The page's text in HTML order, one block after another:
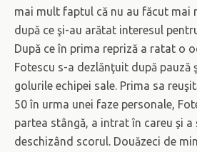
mai mult faptul că nu au făcut mai
după ce şi-au arătat interesul
După ce în prima repriză a ratat o
Fotescu s-a dezlănţuit după pauză
golurile echipei sale. Prima sa
50 în urma unei faze personale,
partea stângă, a intrat în careu şi
deschizând scorul. Douăzeci de